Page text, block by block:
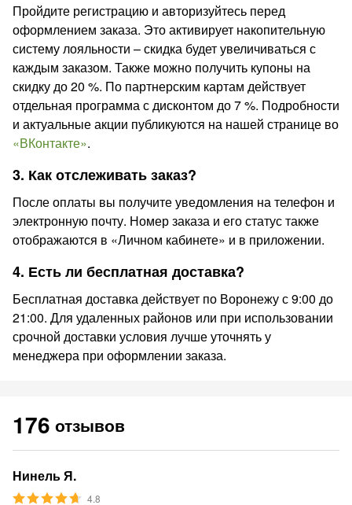
Пройдите регистрацию и авторизуйтесь перед
оформлением заказа. Это активирует накопительную
систему лояльности – скидка будет увеличиваться с
каждым заказом. Также можно получить купоны на
скидку до 20 %. По партнерским картам действует
отдельная программа с дисконтом до 7 %. Подробности
и актуальные акции публикуются на нашей странице во
«ВКонтакте».
3. Как отслеживать заказ?
После оплаты вы получите уведомления на телефон и
электронную почту. Номер заказа и его статус также
отображаются в «Личном кабинете» и в приложении.
4. Есть ли бесплатная доставка?
Бесплатная доставка действует по Воронежу с 9:00 до
21:00. Для удаленных районов или при использовании
срочной доставки условия лучше уточнять у
менеджера при оформлении заказа.
176 отзывов
Нинель Я.
4.8